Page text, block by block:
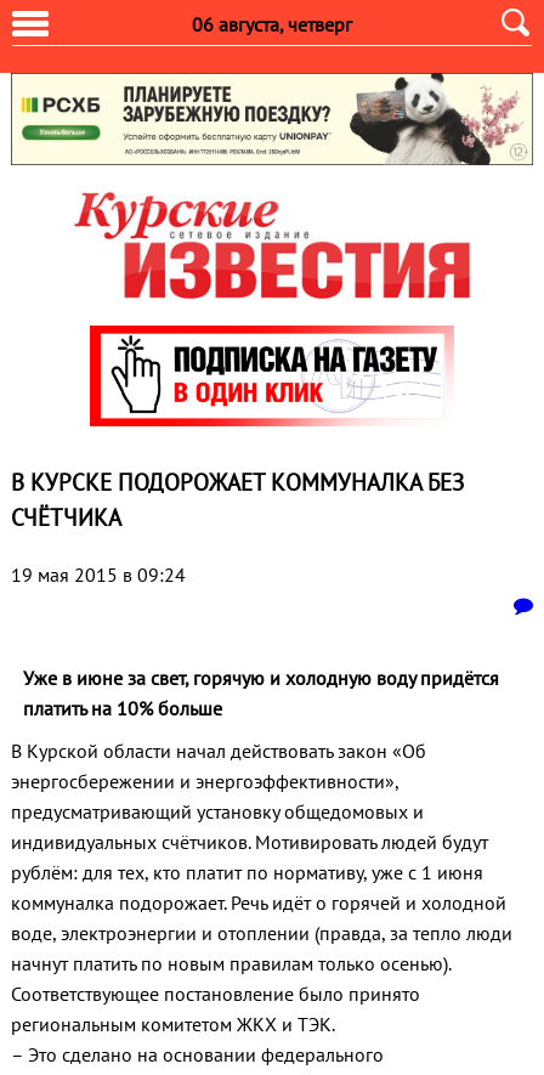
06 августа, четверг
В КУРСКЕ ПОДОРОЖАЕТ КОММУНАЛКА БЕЗ
СЧЁТЧИКА
19 мая 2015 в 09:24
Уже в июне за свет, горячую и холодную воду придётся
платить на 10% больше
В Курской области начал действовать закон «Об
энергосбережении и энергоэффективности»,
предусматривающий установку общедомовых и
индивидуальных счётчиков. Мотивировать людей будут
рублём: для тех, кто платит по нормативу, уже с 1 июня
коммуналка подорожает. Речь идёт о горячей и холодной
воде, электроэнергии и отоплении (правда, за тепло люди
начнут платить по новым правилам только осенью).
Соответствующее постановление было принято
региональным комитетом ЖКХ и ТЭК.
– Это сделано на основании федерального